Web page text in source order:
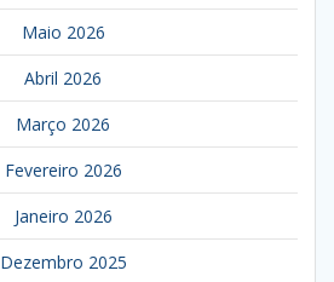
Maio 2026
Abril 2026
Março 2026
Fevereiro 2026
Janeiro 2026
Dezembro 2025